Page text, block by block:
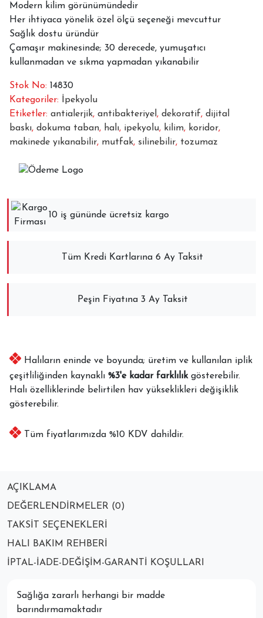
Modern kilim görünümündedir
Her ihtiyaca yönelik özel ölçü seçeneği mevcuttur
Sağlık dostu üründür
Çamaşır makinesinde; 30 derecede, yumuşatıcı
kullanmadan ve sıkma yapmadan yıkanabilir
Stok No: 14830
Kategoriler:
İpekyolu
Etiketler: antialerjik, antibakteriyel , dekoratif, dijital
baskı, dokuma taban, halı, ipekyolu, kilim, koridor,
makinede yıkanabilir, mutfak, silinebilir, tozumaz
10 iş gününde ücretsiz kargo
Tüm Kredi Kartlarına 6 Ay Taksit
Peşin Fiyatına 3 Ay Taksit
Halıların eninde ve boyunda; üretim ve kullanılan iplik
çeşitliliğinden kaynaklı %3'e kadar farklılıkgösterebilir.
Halı özelliklerinde belirtilen hav yükseklikleri değişiklik
gösterebilir.
Tüm fiyatlarımızda %10 KDV dahildir.
AÇIKLAMA
DEĞERLENDIRMELER (0)
TAKSIT SEÇENEKLERI
HALI BAKIM REHBERI
İPTAL-İADE-DEĞIŞIM-GARANTI KOŞULLARI
Sağlığa zararlı herhangi bir madde
barındırmamaktadır